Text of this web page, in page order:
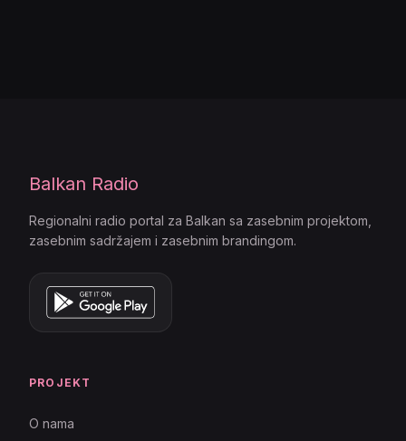
Balkan Radio
Regionalni radio portal za Balkan sa zasebnim projektom,
zasebnim sadržajem i zasebnim brandingom.
PROJEKT
O nama